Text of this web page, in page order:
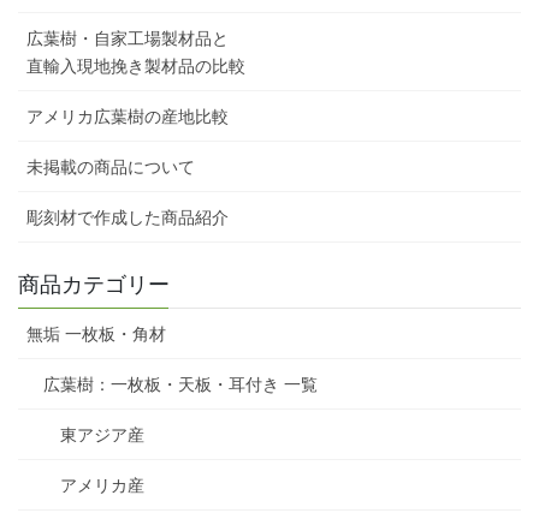
広葉樹・自家工場製材品と
直輸入現地挽き製材品の比較
アメリカ広葉樹の産地比較
未掲載の商品について
彫刻材で作成した商品紹介
商品カテゴリー
無垢 一枚板・角材
広葉樹：一枚板・天板・耳付き 一覧
東アジア産
アメリカ産